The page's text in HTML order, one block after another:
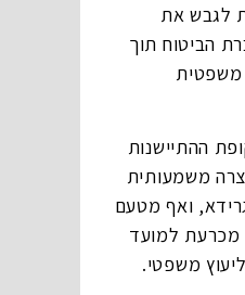
לגבש את
הביטוח תוך
משפטית
ההתיישנות
משמעותית
ואף מטעם
מכרעת למועד
משפטי.